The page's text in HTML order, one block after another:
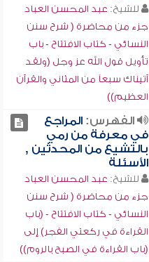
للشيخ: عبد المحسن العباد
جزء من محاضرة ( شرح سنن
النسائي - كتاب الافتتاح - باب
تأويل قول الله عز وجل (ولقد
آتيناك سبعاً من المثاني والقرآن
العظيم))
الفهرس:المراجع
في معرفة من رمي
بالتشيع من المحدثين ,
الأسئلة
للشيخ: عبد المحسن العباد
جزء من محاضرة ( شرح سنن
النسائي - كتاب الافتتاح - (باب
القراءة في ركعتي الفجر) إلى
(باب القراءة في الصبح بالروم))